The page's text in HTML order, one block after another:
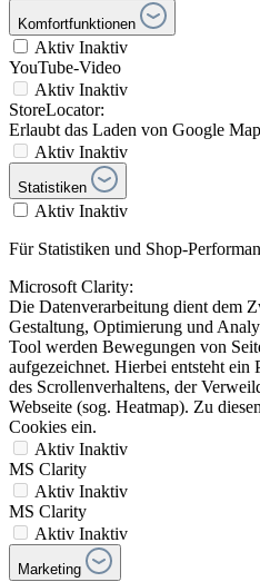
Komfortfunktionen
Aktiv Inaktiv
YouTube-Video
Aktiv Inaktiv
StoreLocator:
Erlaubt das Laden von Google
Aktiv Inaktiv
Statistiken
Aktiv Inaktiv
Für Statistiken und Shop-
Microsoft Clarity:
Die Datenverarbeitung dient dem
Gestaltung, Optimierung und
Tool werden Bewegungen von
aufgezeichnet. Hierbei entsteht
des Scrollenverhaltens, der
Webseite (sog. Heatmap). Zu
Cookies ein.
Aktiv Inaktiv
MS Clarity
Aktiv Inaktiv
MS Clarity
Aktiv Inaktiv
Marketing